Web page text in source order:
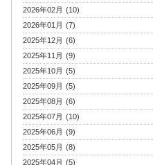
2026年02月 (10)
2026年01月 (7)
2025年12月 (6)
2025年11月 (9)
2025年10月 (5)
2025年09月 (5)
2025年08月 (6)
2025年07月 (10)
2025年06月 (9)
2025年05月 (8)
2025年04月 (5)